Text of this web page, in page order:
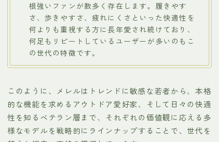
根強いファンが数多く存在します。履きやす
さ、歩きやすさ、疲れにくさといった快適性を
何よりも重視する方に長年愛され続けており、
何足もリピートしているユーザーが多いのもこ
の世代の特徴です。
このように、メレルはトレンドに敏感な若者から、本格
的な機能を求めるアウトドア愛好家、そして日々の快適
性を知るベテラン層まで、それぞれの価値観に応える多
様なモデルを戦略的にラインナップすることで、世代を